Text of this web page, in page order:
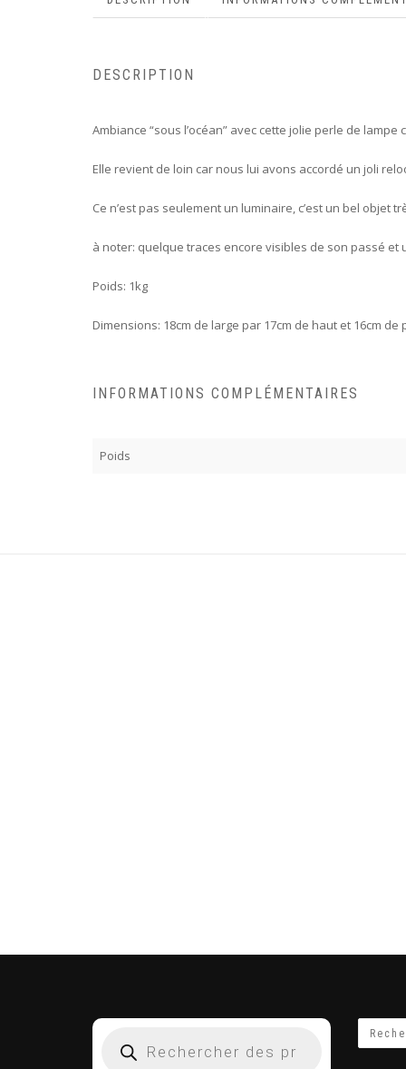
DESCRIPTION
Ambiance “sous l’océan” avec cette jolie perle de lampe
Elle revient de loin car nous lui avons accordé un joli
Ce n’est pas seulement un luminaire, c’est un bel objet
à noter: quelque traces encore visibles de son passé
Poids: 1kg
Dimensions: 18cm de large par 17cm de haut et 16cm
INFORMATIONS COMPLÉMENTAIRES
Poids